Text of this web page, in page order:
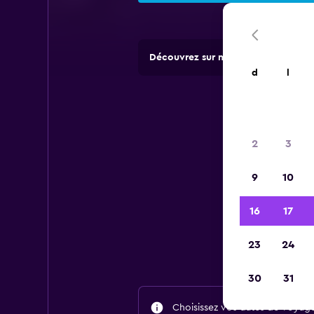
Découvrez sur momondo des
Choisissez vos dates de
d
2 3
9 10
16 17
23 24
30 31